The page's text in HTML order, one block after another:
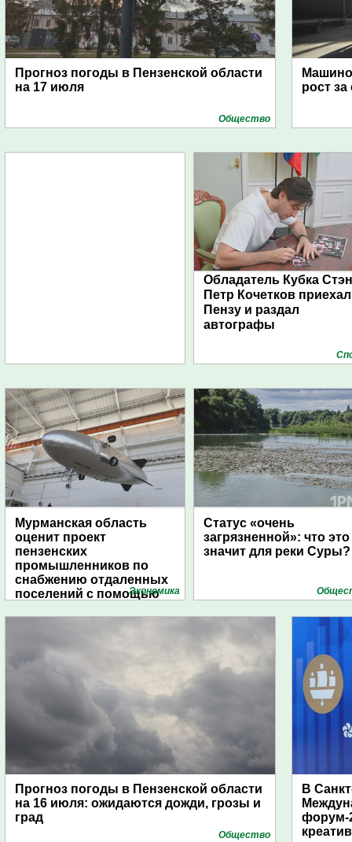
Прогноз погоды в Пензенской области
на 17 июля
Общество
рост за
Обладатель Кубка
Петр Кочетков
Пензу и раздал
автографы
Мурманская область
оценит проект
пензенских
промышленников по
снабжению отдаленных
поселений с помощью
Экономика
Статус «очень
загрязненной»: что это
значит для реки Суры?
Прогноз погоды в Пензенской области
на 16 июля: ожидаются дожди, грозы и
град
Общество
В
форум-